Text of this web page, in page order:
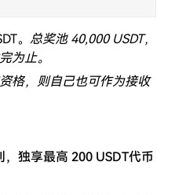
。 总奖池 40,000 USDT，
为止。
格，则自己也可作为接收
独享最高 200 USDT代币